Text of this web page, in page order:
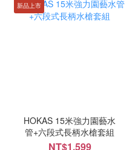
新品上市
HOKAS 15米強力園藝水
管+六段式長柄水槍套組
NT$1,599